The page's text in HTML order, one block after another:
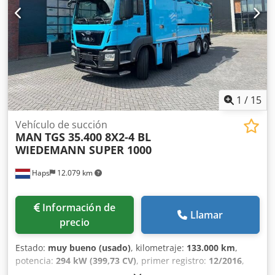
errores tipográficos y de texto en todos los vehículos
ofrecidos.
1 / 15
Haps 12.079 km
Vehículo de succión
MAN TGS 35.400 8X2-4 BL
WIEDEMANN SUPER 1000
Información de
precio
Llamar
Estado: muy bueno (usado), kilometraje: 133.000 km,
potencia: 294 kW (399,73 CV), primer registro: 12/2016,